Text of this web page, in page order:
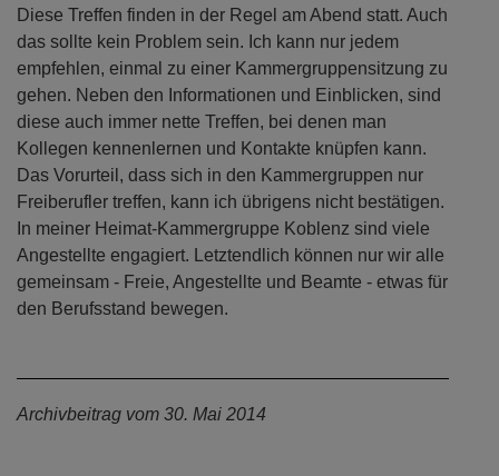
Diese Treffen finden in der Regel am Abend statt. Auch
das sollte kein Problem sein. Ich kann nur jedem
empfehlen, einmal zu einer Kammergruppensitzung zu
gehen. Neben den Informationen und Einblicken, sind
diese auch immer nette Treffen, bei denen man
Kollegen kennenlernen und Kontakte knüpfen kann.
Das Vorurteil, dass sich in den Kammergruppen nur
Freiberufler treffen, kann ich übrigens nicht bestätigen.
In meiner Heimat-Kammergruppe Koblenz sind viele
Angestellte engagiert. Letztendlich können nur wir alle
gemeinsam - Freie, Angestellte und Beamte - etwas für
den Berufsstand bewegen.
Archivbeitrag vom 30. Mai 2014